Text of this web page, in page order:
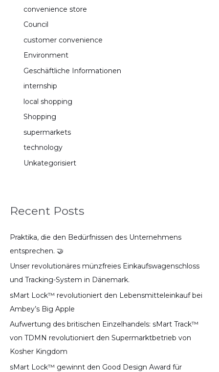
convenience store
Council
customer convenience
Environment
Geschäftliche Informationen
internship
local shopping
Shopping
supermarkets
technology
Unkategorisiert
Recent Posts
Praktika, die den Bedürfnissen des Unternehmens
entsprechen. 🤝
Unser revolutionäres münzfreies Einkaufswagenschloss
und Tracking-System in Dänemark.
sMart Lock™ revolutioniert den Lebensmitteleinkauf bei
Ambey’s Big Apple
Aufwertung des britischen Einzelhandels: sMart Track™
von TDMN revolutioniert den Supermarktbetrieb von
Kosher Kingdom
sMart Lock™ gewinnt den Good Design Award für